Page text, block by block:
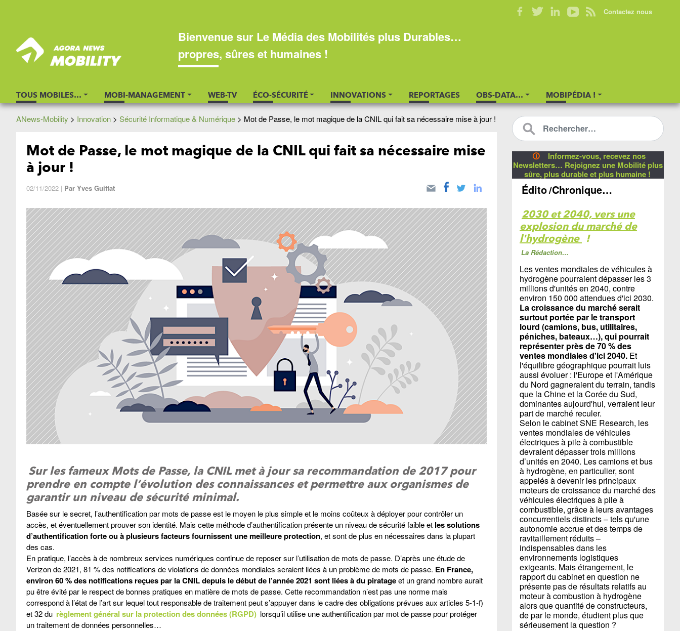
Bienvenue sur Le Média des Mobilités plus Durables…
propres, sûres et humaines !
TOUS MOBILES… MOBI-MANAGEMENT WEB-TV ÉCO-SÉCURITÉ INNOVATIONS REPORTAGES OBS-DATA… MOBIPÉDIA !
Contactez nous
ANews-Mobility > Innovation > Sécurité Informatique & Numérique > Mot de Passe, le mot magique de la CNIL qui fait sa nécessaire mise à jour !
Mot de Passe, le mot magique de la CNIL qui fait sa nécessaire mise
à jour !
02/11/2022 | Par Yves Guittat
Sur les fameux Mots de Passe, la CNIL met à jour sa recommandation de 2017 pour
prendre en compte l’évolution des connaissances et permettre aux organismes de
garantir un niveau de sécurité minimal.
Basée sur le secret, l’authentification par mots de passe est le moyen le plus simple et le moins coûteux à déployer pour contrôler un
accès, et éventuellement prouver son identité. Mais cette méthode d’authentification présente un niveau de sécurité faible et les solutions
d’authentification forte ou à plusieurs facteursfournissent une meilleure protection, et sont de plus en nécessaires dans la plupart
des cas.
En pratique, l’accès à de nombreux services numériques continue de reposer sur l’utilisation de mots de passe. D’après une étude de
Verizon de 2021, 81 % des notifications de violations de données mondiales seraient liées à un problème de mots de passe. En France,
environ 60 % des notifications reçues par la CNIL depuis le début de l’année 2021 sont liées à du piratageet un grand nombre aurait
pu être évité par le respect de bonnes pratiques en matière de mots de passe. Cette recommandation n’est pas une norme mais
correspond à l’état de l’art sur lequel tout responsable de traitement peut s’appuyer dans le cadre des obligations prévues aux articles 5-1-f)
et 32 du règlement général sur la protection des données (RGPD) lorsqu’il utilise une authentification par mot de passe pour protéger
un traitement de données personnelles…
🛈
Informez-vous, recevez nos
Newsletters… Rejoignez une Mobilité plus
sûre, plus durable et plus humaine !
Édito/Chronique…
2030 et 2040, vers une
explosion du marché de
l'hydrogène !
La Rédaction…
Les ventes mondiales de véhicules à
hydrogène pourraient dépasser les 3
millions d'unités en 2040, contre
environ 150 000 attendues d'ici 2030.
La croissance du marché serait
surtout portée par le transport
lourd (camions, bus, utilitaires,
péniches, bateaux…), qui pourrait
représenter près de 70 % des
ventes mondiales d'ici 2040. Et
l'équilibre géographique pourrait luis
aussi évoluer : l'Europe et l'Amérique
du Nord gagneraient du terrain, tandis
que la Chine et la Corée du Sud,
dominantes aujourd'hui, verraient leur
part de marché reculer.
Selon le cabinet SNE Research, les
ventes mondiales de véhicules
électriques à pile à combustible
devraient dépasser trois millions
d’unités en 2040. Les camions et bus
à hydrogène, en particulier, sont
appelés à devenir les principaux
moteurs de croissance du marché des
véhicules électriques à pile à
combustible, grâce à leurs avantages
concurrentiels distincts – tels qu'une
autonomie accrue et des temps de
ravitaillement réduits –
indispensables dans les
environnements logistiques
exigeants. Mais étrangement, le
rapport du cabinet en question ne
présente pas de résultats relatifs au
moteur à combustion à hydrogène
alors que quantité de constructeurs,
de par le monde, étudient plus que
sérieusement la question ?